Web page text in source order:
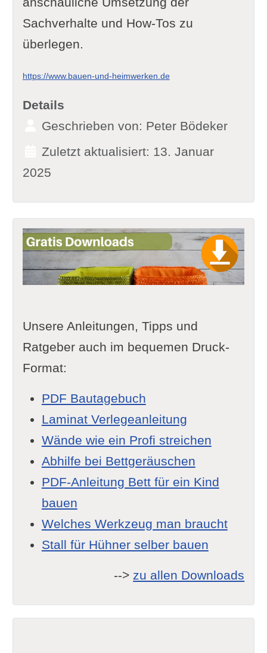
Sachverhalte und How-Tos zu
überlegen.
https://www.bauen-und-heimwerken.de
Details
Geschrieben von: Peter Bödeker
Zuletzt aktualisiert: 13. Januar
2025
Unsere Anleitungen, Tipps und
Ratgeber auch im bequemen Druck-
Format:
PDF Bautagebuch
Laminat Verlegeanleitung
Wände wie ein Profi streichen
Abhilfe bei Bettgeräuschen
PDF-Anleitung Bett für ein Kind
bauen
Welches Werkzeug man braucht
Stall für Hühner selber bauen
--> zu allen Downloads